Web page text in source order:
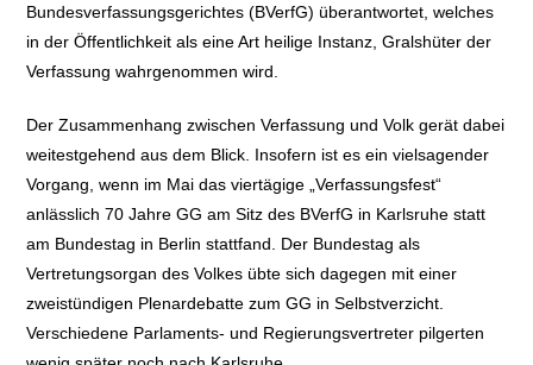
Bundesverfassungsgerichtes (BVerfG) überantwortet, welches
in der Öffentlichkeit als eine Art heilige Instanz, Gralshüter der
Verfassung wahrgenommen wird.
Der Zusammenhang zwischen Verfassung und Volk gerät dabei
weitestgehend aus dem Blick. Insofern ist es ein vielsagender
Vorgang, wenn im Mai das viertägige „Verfassungsfest“
anlässlich 70 Jahre GG am Sitz des BVerfG in Karlsruhe statt
am Bundestag in Berlin stattfand. Der Bundestag als
Vertretungsorgan des Volkes übte sich dagegen mit einer
zweistündigen Plenardebatte zum GG in Selbstverzicht.
Verschiedene Parlaments- und Regierungsvertreter pilgerten